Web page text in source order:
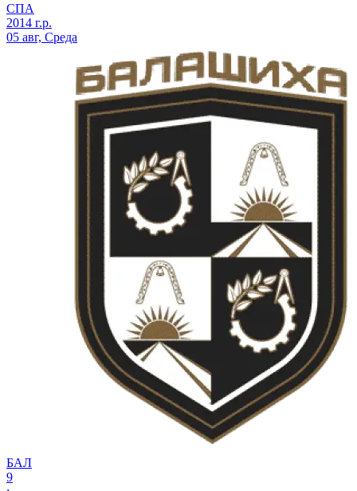
СПА
2014 г.р.
05 авг, Среда
БАЛ
9